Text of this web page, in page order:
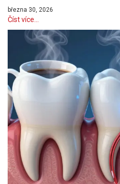
března 30, 2026
Číst více...